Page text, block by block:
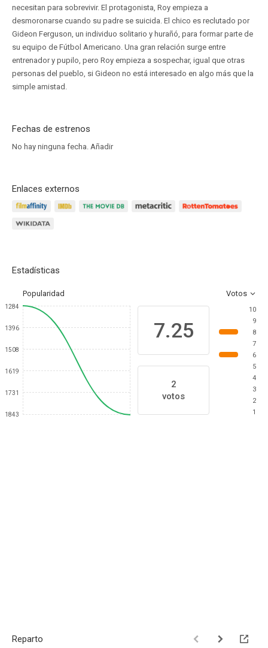
necesitan para sobrevivir. El protagonista, Roy empieza a
desmoronarse cuando su padre se suicida. El chico es reclutado por
Gideon Ferguson, un individuo solitario y hurañó, para formar parte de
su equipo de Fútbol Americano. Una gran relación surge entre
entrenador y pupilo, pero Roy empieza a sospechar, igual que otras
personas del pueblo, si Gideon no está interesado en algo más que la
simple amistad.
Fechas de estrenos
No hay ninguna fecha. Añadir
Enlaces externos
Estadísticas
Popularidad Votos
1284
1396
1508
1619
1731
1843
7.25
2
votos
10
9
8
7
6
5
4
3
2
1
Reparto